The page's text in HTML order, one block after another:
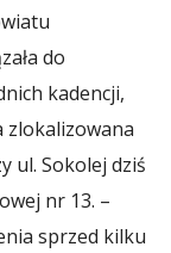
do
kadencji,
zlokalizowana
ul. Sokolej dziś
nr 13. –
sprzed kilku